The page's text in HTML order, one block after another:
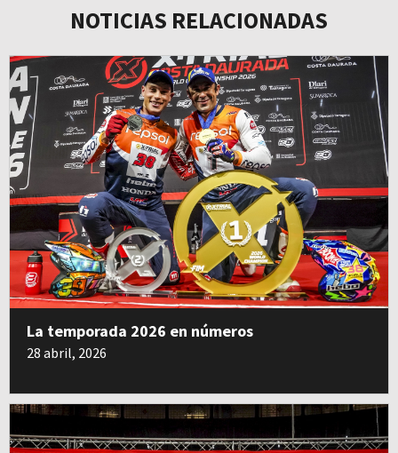
NOTICIAS RELACIONADAS
La temporada 2026 en números
28 abril, 2026